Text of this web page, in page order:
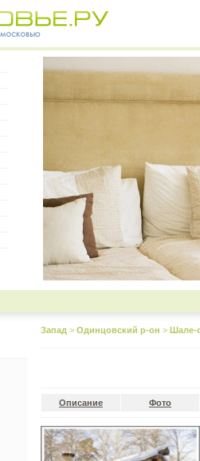
Запад > Одинцовский р-он > Шале-
Описание Фото